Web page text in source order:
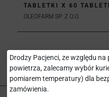
TABLETKI X 60
OLEOFARM SP. Z O.O.
Drodzy Pacjenci, ze względu
powietrza, zalecamy wybór
pomiarem temperatury) dla
zamówienia.